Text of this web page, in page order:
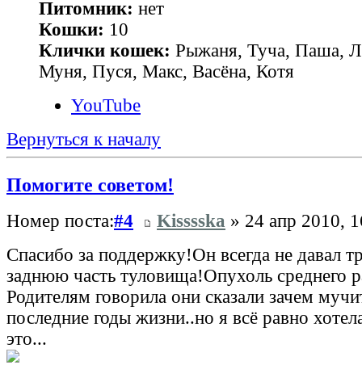
Питомник: нет
Кошки: 10
Клички кошек: Рыжаня, Туча, Паша,
Муня, Пуся, Макс, Васёна, Котя
YouTube
Вернуться к началу
Помогите советом!
Номер поста:#4 Kisssska » 24 апр 2010,
Спасибо за поддержку!Он всегда не давал
заднюю часть туловища!Опухоль среднего
Родителям говорила они сказали зачем
последние годы жизни..но я всё равно
это...